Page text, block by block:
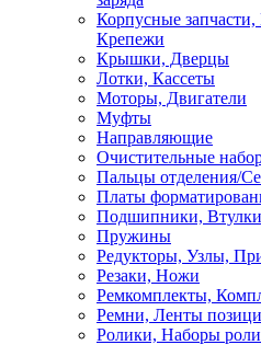
Корпусные
Крепежи
Крышки, Дверцы
Лотки, Кассеты
Моторы, Двигатели
Муфты
Направляющие
Очистительные
Пальцы отделения/
Платы
Подшипники,
Пружины
Редукторы, Узлы,
Резаки, Ножи
Ремкомплекты,
Ремни, Ленты
Ролики, Наборы